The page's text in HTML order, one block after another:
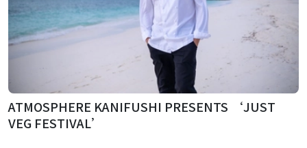
ATMOSPHERE KANIFUSHI PRESENTS ‘JUST
VEG FESTIVAL’